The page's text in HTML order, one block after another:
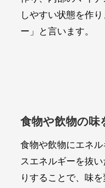
しやすい状態を作
ー」と言います。
食物や飲物の味
食物や飲物にエネ
スエネルギーを抜
りすることで、味